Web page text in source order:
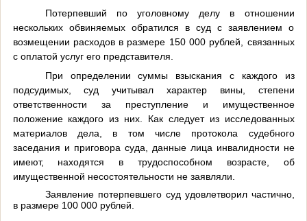
Потерпевший по уголовному делу в отношении
нескольких обвиняемых обратился в суд с заявлением о
возмещении расходов в размере 150 000 рублей, связанных
с оплатой услуг его представителя.
При определениисуммы взыскания с каждого из
подсудимых, суд учитывал характер вины, степени
ответственности за преступление и имущественное
положение каждого из них. Как следует из исследованных
материалов дела, в том числе протокола судебного
заседания и приговора суда, данные лица инвалидности не
имеют, находятся в трудоспособном возрасте, об
имущественной несостоятельности не заявляли.
Заявление потерпевшего суд удовлетворил частично,
в размере 100 000 рублей.